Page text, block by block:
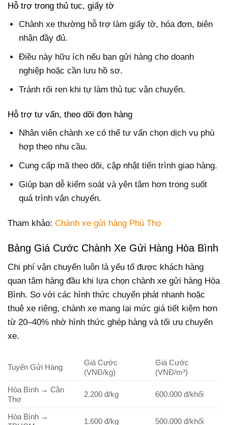
Hỗ trợ trong thủ tục, giấy tờ
Chành xe thường hỗ trợ làm giấy tờ, hóa đơn, biên
nhận đầy đủ.
Điều này hữu ích nếu bạn gửi hàng cho doanh
nghiệp hoặc cần lưu hồ sơ.
Tránh rối ren khi tự làm thủ tục vận chuyển.
Hỗ trợ tư vấn, theo dõi đơn hàng
Nhân viên chành xe có thể tư vấn chọn dịch vụ phù
hợp theo nhu cầu.
Cung cấp mã theo dõi, cập nhật tiến trình giao hàng.
Giúp bạn dễ kiểm soát và yên tâm hơn trong suốt
quá trình vận chuyển.
Tham khảo: Chành xe gửi hàng Phú Thọ
Bảng Giá Cước Chành Xe Gửi Hàng Hòa Bình
Chi phí vận chuyển luôn là yếu tố được khách hàng
quan tâm hàng đầu khi lựa chọn chành xe gửi hàng Hòa
Bình. So với các hình thức chuyển phát nhanh hoặc
thuê xe riêng, chành xe mang lại mức giá tiết kiệm hơn
từ 20–40% nhờ hình thức ghép hàng và tối ưu chuyến
xe.
Tuyến Gửi Hàng
Giá Cước
(VNĐ/kg)
Giá Cước
(VNĐ/m³)
Hòa Bình → Cần
Thơ
2.200 đ/kg 600.000 đ/khối
Hòa Bình →
1.600 đ/kg 500.000 đ/khối